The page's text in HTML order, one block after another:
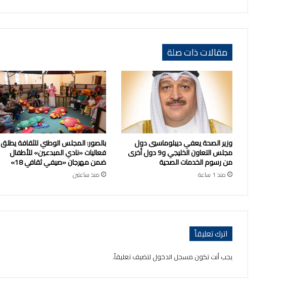
اليوسف"
المزورين
مقالات ذات صلة
وزير الصحة يعفي ديبلوماسيي دول
مجلس التعاون الخليجي و9 دول أخرى
من رسوم الخدمات الصحية
منذ 1 ساعة
بالصور: المجلس الوطني للثقافة يطلق
فعاليات «نادي المبدعين» للأطفال
ضمن مهرجان «صيفي ثقافي 18»
منذ ساعتين
اترك تعليقاً
يجب أنت تكون مسجل الدخول لتضيف تعليقاً.